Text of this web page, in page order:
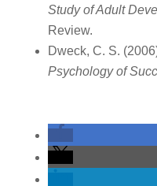
Study of Adult
Review.
Dweck, C. S.
Psychology of